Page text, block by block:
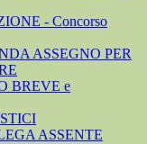
- Concorso
ASSEGNO PER
BREVE e
ASSENTE